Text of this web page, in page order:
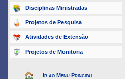
Disciplinas Ministradas
Projetos de Pesquisa
Atividades de Extensão
Projetos de Monitoria
Ir ao Menu Principal